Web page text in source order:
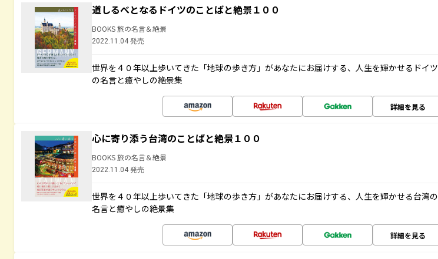
道しるべとなるドイツのことばと絶景１００
BOOKS 旅の名言＆絶景
2022.11.04 発売
世界を４０年以上歩いてきた「地球の歩き方」があなたにお届けする、人生を輝かせるドイツ
の名言と癒やしの絶景集
詳細を見る
心に寄り添う台湾のことばと絶景１００
BOOKS 旅の名言＆絶景
2022.11.04 発売
世界を４０年以上歩いてきた「地球の歩き方」があなたにお届けする、人生を輝かせる台湾の
名言と癒やしの絶景集
詳細を見る